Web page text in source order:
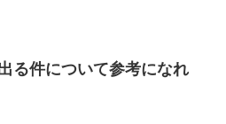
る件について参考になれ